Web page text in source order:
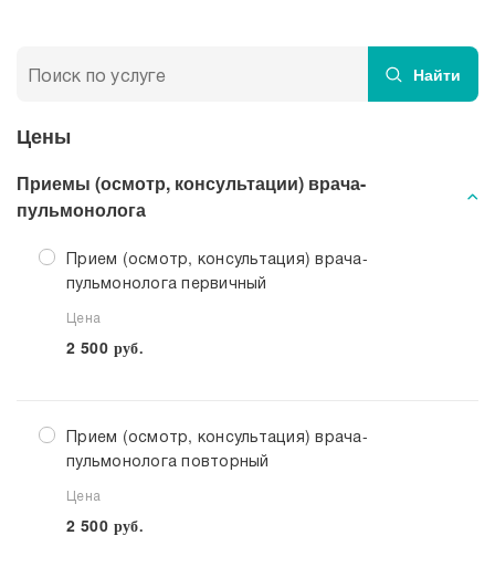
Найти
Цены
Приемы (осмотр, консультации) врача-
пульмонолога
Прием (осмотр, консультация) врача-
пульмонолога первичный
Цена
2 500 руб.
Прием (осмотр, консультация) врача-
пульмонолога повторный
Цена
2 500 руб.